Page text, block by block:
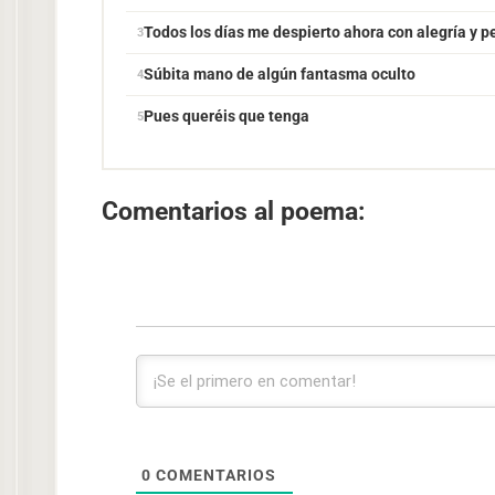
Todos los días me despierto ahora con alegría y
Súbita mano de algún fantasma oculto
Pues queréis que tenga
Comentarios al poema:
0 COMENTARIOS